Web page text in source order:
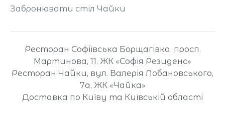
Забронювати стіл Чайки
Ресторан Софіївська Борщагівка, просп.
Мартинова, 11. ЖК «Софія Резиденс»
Ресторан Чайки, вул. Валерія Лобановського,
7а, ЖК «Чайка»
Доставка по Київу та Київській області